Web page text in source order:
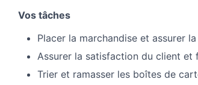
Vos tâches
Placer la marchandise et assurer
Assurer la satisfaction du client et
Trier et ramasser les boîtes de